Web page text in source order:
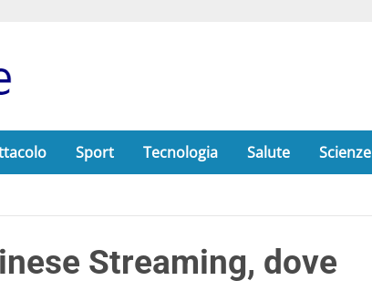
Sport Tecnologia Salute Scienze
Streaming, dove